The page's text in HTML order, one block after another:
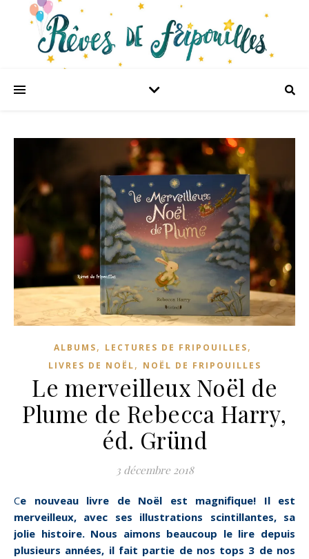
ALBUMS, LECTURES DE FRIPOUILLES,
LIVRES DE NOËL, NOËL DE FRIPOUILLES
Le merveilleux Noël de
Plume de Rebecca Harry,
éd. Gründ
3 décembre 2018
Ce nouveau livre de Noël est magnifique! Il est
merveilleux, avec ses illustrations scintillantes, sa
jolie histoire. Nous aimons beaucoup le lire depuis
plusieurs années, il fait partie de nos tops 3 de nos